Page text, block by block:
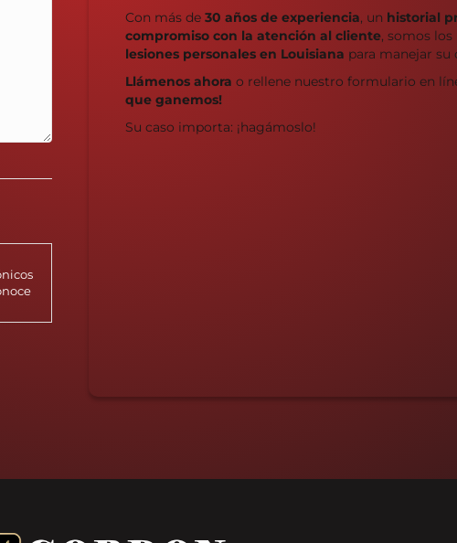
Con más de 30 años de experiencia, un historial
compromiso con la atención al cliente, somos los
lesiones personales en Louisiana para manejar su
Llámenos ahora o rellene nuestro formulario en
que ganemos!
Su caso importa: ¡hagámoslo!